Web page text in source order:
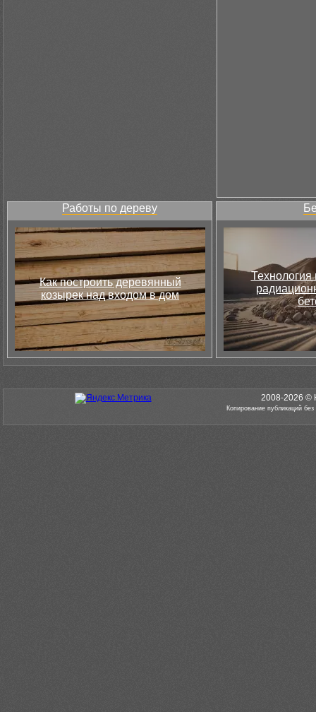
Работы по дереву
Как построить деревянный
козырек над входом в дом
Технология
2008-2026 ©
Копирование публикаций